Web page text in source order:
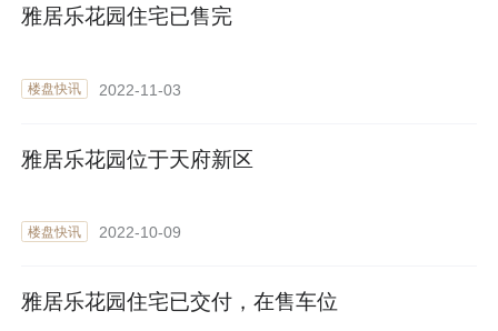
雅居乐花园住宅已售完
楼盘快讯 2022-11-03
雅居乐花园位于天府新区
楼盘快讯 2022-10-09
雅居乐花园住宅已交付，在售车位